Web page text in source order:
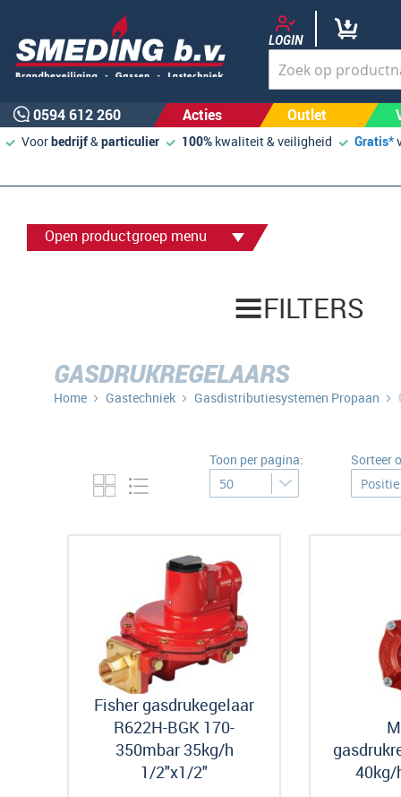
LOGIN
0594 612 260 Acties Outlet
Voorbedrijf&particulier 100% kwaliteit & veiligheid Gratis*
FILTERS
GASDRUKREGELAARS
Home Gastechniek Gasdistributiesystemen Propaan
Toon per pagina: Sorteer
Fisher gasdrukegelaar
R622H-BGK 170-
350mbar 35kg/h
1/2"x1/2"
40kg/
Open productgroep menu